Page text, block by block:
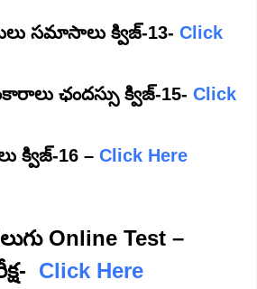
సమాసాలు క్విజ్-13- Click
ఛందస్సు క్విజ్-15- Click
క్విజ్-16 – Click Here
Online Test –
Click Here